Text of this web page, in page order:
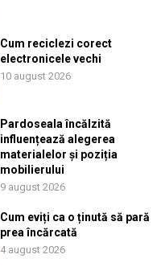
Cum reciclezi corect
electronicele vechi
10 august 2026
Pardoseala încălzită
influențează alegerea
materialelor și poziția
mobilierului
9 august 2026
Cum eviți ca o ținută să pară
prea încărcată
4 august 2026